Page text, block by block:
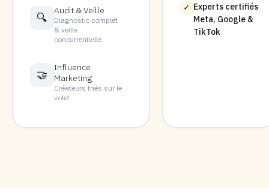
🔍
Audit & Veille
Diagnostic complet
& veille
concurrentielle
🤝
Influence
Marketing
Créateurs triés sur le
volet
✓ Experts certifiés
Meta, Google &
TikTok